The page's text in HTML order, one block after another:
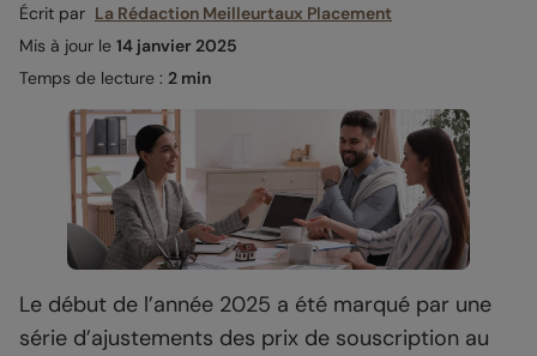
Écrit par La Rédaction Meilleurtaux Placement
Mis à jour le 14 janvier 2025
Temps de lecture : 2 min
Le début de l’année 2025 a été marqué par une
série d’ajustements des prix de souscription au